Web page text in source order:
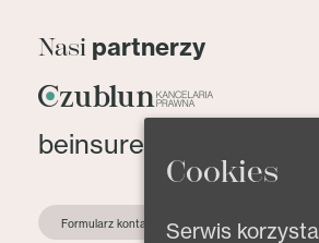
Nasi partnerzy
beinsured@beinsured.pl
Formularz kontaktowy
Cookies
Serwis